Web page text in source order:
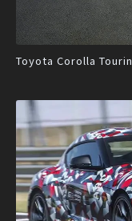
Toyota Corolla